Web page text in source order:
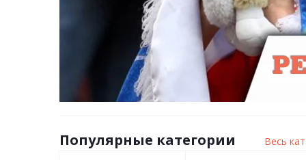
Популярные категории Весь